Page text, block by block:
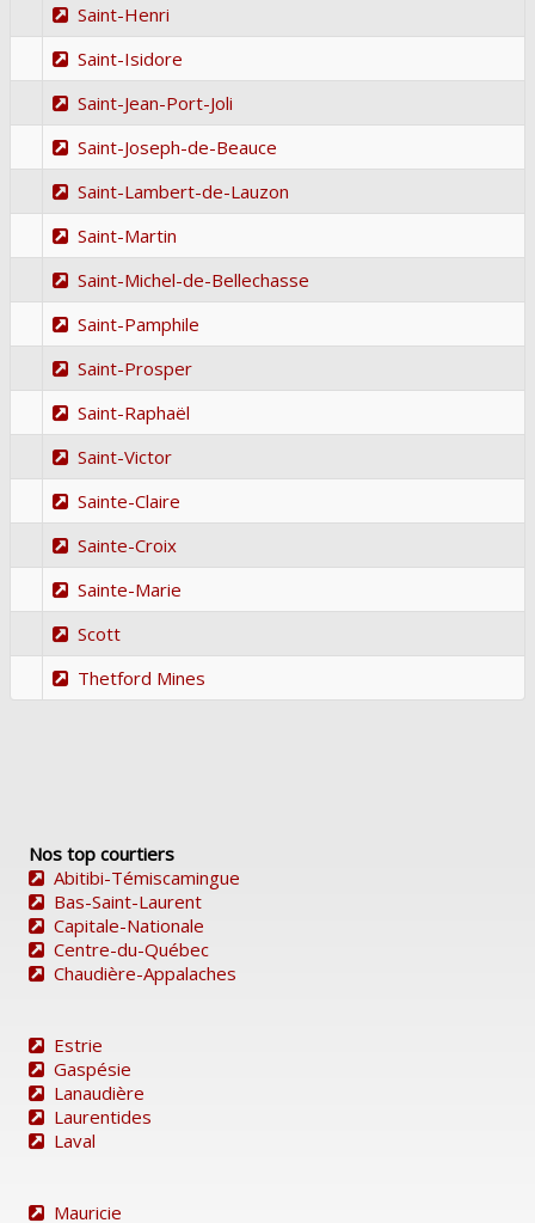
Saint-Henri
Saint-Isidore
Saint-Jean-Port-Joli
Saint-Joseph-de-Beauce
Saint-Lambert-de-Lauzon
Saint-Martin
Saint-Michel-de-Bellechasse
Saint-Pamphile
Saint-Prosper
Saint-Raphaël
Saint-Victor
Sainte-Claire
Sainte-Croix
Sainte-Marie
Scott
Thetford Mines
Nos top courtiers
Abitibi-Témiscamingue
Bas-Saint-Laurent
Capitale-Nationale
Centre-du-Québec
Chaudière-Appalaches
Estrie
Gaspésie
Lanaudière
Laurentides
Laval
Mauricie